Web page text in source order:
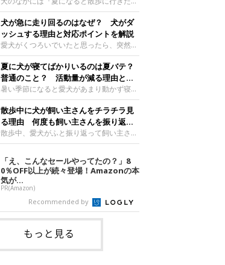
さんもいるかもしれません。今回は、犬が
クーンと鳴く理由や鼻鳴らしの背景、見極
め方と対応のポイントなどについて、いぬ
のきもち獣医師相談室の原 駿太朗先生に
伺いました。クーンと鳴くのはどんな気持
ち？いぬのきもち投稿写真ギャラリー犬が
クーンと小さく鳴くときは、何らかの感情
を伝えようとしている場合があると考えら
れています。大
らない、歩かなくなる』『暑い季節は散歩
の気配を察すると涼しい部屋から出ようと
しない』など散歩に行きたがらないコもい
るようです。愛犬の運動をさせてあげたい
のに、散歩に行きたがらない。このような
場合はどう対応すればよいのでしょうか？
「愛犬が夏に散歩に行きたがらない場合の
対応」について、いぬのきもち獣医師相談
室の白山さとこ先生に聞きました。Q.夏に
犬の散歩に行くときの注意点は？ いぬの
きもち投稿写真ギャラリーーー夏に愛犬と
散歩に行くときは、どのようなことに注意
をするとよい
犬が急に走り回るのはなぜ？ 犬がダ
ッシュする理由と対応ポイントを解説
愛犬がくつろいでいたと思ったら、突然部
屋の中を走り回り始める――そんな様子に
驚いたことはありませんか？ 急な動きに
「何が起きているの？」と戸惑う飼い主さ
んも多いでしょう。落ち着いていたはずな
のに、急にスイッチが入ったように見える
と不安になることもあります。今回は、犬
が急に走り回る理由や見極め方などについ
て、いぬのきもち獣医師相談室の岡本りさ
先生に伺いました。犬が急に走り回るのは
ラリー犬が突然走り回る行動は、必ずしも
珍しいものではないと考えられています。
体にたまったエ
夏に犬が寝てばかりいるのは夏バテ？
普通のこと？ 活動量が減る理由と対
策とは
暑い季節になると愛犬があまり動かず寝て
ばかりだと感じる飼い主さんはいません
か？その様子に、愛犬が夏バテで疲れてい
るのか、元気がないのかなど不安に感じる
方もいるのではないかと思います。 で
は、犬が寝てばかりいるときに対処が必要
「犬の活動量が夏に減る理由と対策」につ
いて、いぬのきもち獣医師相談室の山口み
き先生に話を聞きました。Q. 夏に犬の活
動量が減る理由は？ いぬのきもち投稿写
真ギャラリーーー夏に愛犬の活動量が減る
と感じる飼い主さんもいるようです。理由
としてどのようなこ
散歩中に犬が飼い主さんをチラチラ見
る理由 何度も飼い主さんを振り返る
のはなぜ？
散歩中、愛犬がふと振り返って飼い主さん
の様子を確認する…そんな場面に心当たり
はありませんか？ 何度もチラチラ見られ
ると、「何か気になることがあるの？」
「ちゃんと歩けているかな」と不安になる
ことがあるかもしれません。愛犬が歩きな
がら飼い主さんを振り返るしぐさには、ど
んな気持ちが隠れているのでしょうか。今
回は、犬が散歩中に飼い主さんを確認する
理由や注意すべきサインの見極めかた、対
応のポイントなどについて、いぬのきもち
獣医師相談室の原 駿太朗先生に伺いまし
「え、こんなセールやってたの？」8
0％OFF以上が続々登場！Amazonの本
気が...
PR(Amazon)
Recommended by
もっと見る